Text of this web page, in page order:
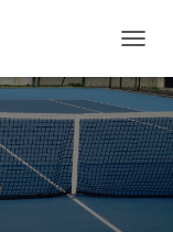
É
P
L
I
E
R
L